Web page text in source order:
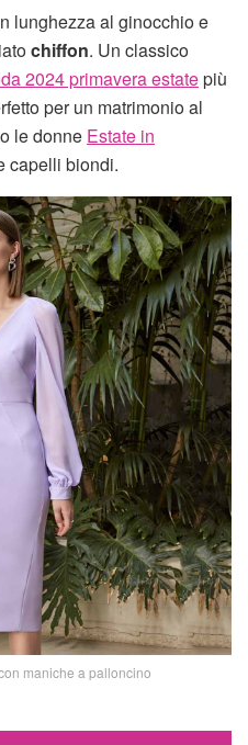
lunghezza al ginocchio e
chiffon. Un classico
2024 primavera estatepiù
per un matrimonio al
le donne Estate in
capelli biondi.
maniche a palloncino